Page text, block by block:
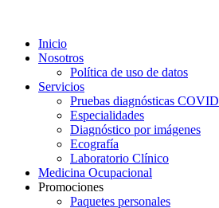
Inicio
Nosotros
Política de uso de datos
Servicios
Pruebas diagnósticas
Especialidades
Diagnóstico por imágenes
Ecografía
Laboratorio Clínico
Medicina Ocupacional
Promociones
Paquetes personales